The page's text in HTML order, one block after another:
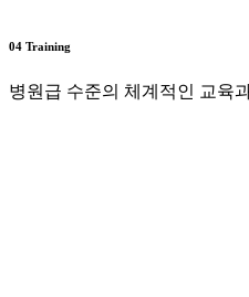
04 Training
병원급 수준의 체계적인 교육